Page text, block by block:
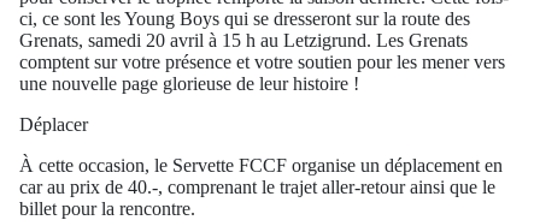
ci, ce sont les Young Boys qui se dresseront sur la route des
Grenats, samedi 20 avril à 15 h au Letzigrund. Les Grenats
comptent sur votre présence et votre soutien pour les mener vers
une nouvelle page glorieuse de leur histoire !
Déplacer
À cette occasion, le Servette FCCF organise un déplacement en
car au prix de 40.-, comprenant le trajet aller-retour ainsi que le
billet pour la rencontre.